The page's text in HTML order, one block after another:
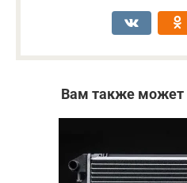
Вам также может